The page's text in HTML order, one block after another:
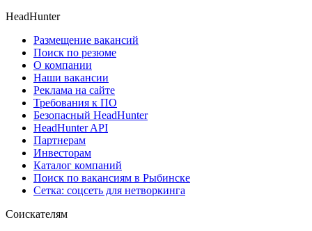
HeadHunter
Размещение вакансий
Поиск по резюме
О компании
Наши вакансии
Реклама на сайте
Требования к ПО
Безопасный HeadHunter
HeadHunter API
Партнерам
Инвесторам
Каталог компаний
Поиск по вакансиям в Рыбинске
Сетка: соцсеть для нетворкинга
Соискателям